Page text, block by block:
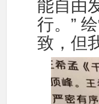
能自由
行。 ”
致，但